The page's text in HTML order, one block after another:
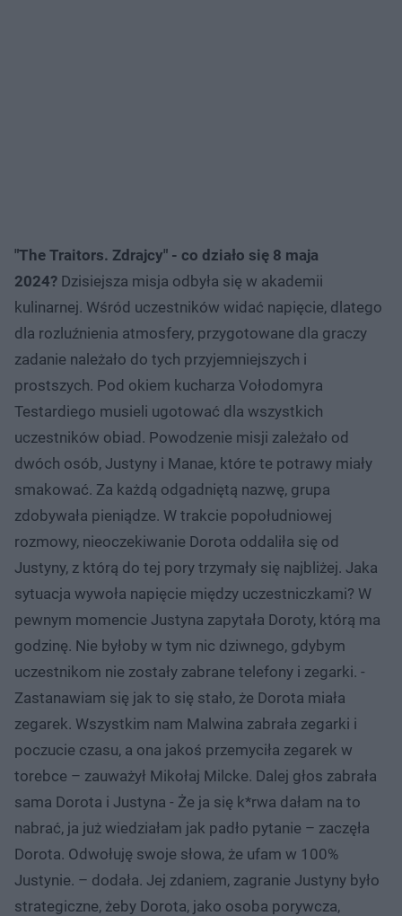
"The Traitors. Zdrajcy" - co działo się 8 maja
2024? Dzisiejsza misja odbyła się w akademii
kulinarnej. Wśród uczestników widać napięcie, dlatego
dla rozluźnienia atmosfery, przygotowane dla graczy
zadanie należało do tych przyjemniejszych i
prostszych. Pod okiem kucharza Vołodomyra
Testardiego musieli ugotować dla wszystkich
uczestników obiad. Powodzenie misji zależało od
dwóch osób, Justyny i Manae, które te potrawy miały
smakować. Za każdą odgadniętą nazwę, grupa
zdobywała pieniądze. W trakcie popołudniowej
rozmowy, nieoczekiwanie Dorota oddaliła się od
Justyny, z którą do tej pory trzymały się najbliżej. Jaka
sytuacja wywoła napięcie między uczestniczkami? W
pewnym momencie Justyna zapytała Doroty, którą ma
godzinę. Nie byłoby w tym nic dziwnego, gdybym
uczestnikom nie zostały zabrane telefony i zegarki. -
Zastanawiam się jak to się stało, że Dorota miała
zegarek. Wszystkim nam Malwina zabrała zegarki i
poczucie czasu, a ona jakoś przemyciła zegarek w
torebce – zauważył Mikołaj Milcke. Dalej głos zabrała
sama Dorota i Justyna - Że ja się k*rwa dałam na to
nabrać, ja już wiedziałam jak padło pytanie – zaczęła
Dorota. Odwołuję swoje słowa, że ufam w 100%
Justynie. – dodała. Jej zdaniem, zagranie Justyny było
strategiczne, żeby Dorota, jako osoba porywcza,